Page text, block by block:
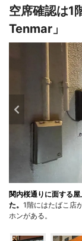
空席確認は
Tenmar」
関内桜通りに面する
た。 1階にはたばこ店
ホンがある。